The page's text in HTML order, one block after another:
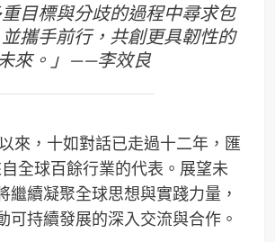
重目標與分歧的過程中尋求包
攜手前行，共創更具韌性的
未來。」——李效良
來，十如對話已走過十二年，匯
全球百餘行業的代表。展望未
繼續凝聚全球思想與實踐力量，
可持續發展的深入交流與合作。